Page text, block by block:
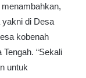
yakni di Desa
kobenah
“Sekali
untuk